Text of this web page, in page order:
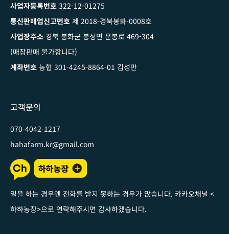
사업자등록번호 322-12-01275
통신판매업신고번호 제 2018-경북봉화-0008호
사업장주소 경북 봉화군 봉성면 운봉로 469-304
(매장판매 불가합니다)
계좌번호 농협 301-4245-8864-01 김성만
고객문의
070-4042-1217
hahafarm.kr@gmail.com
일을 하는 경우엔 전화를 받지 못하는 경우가 많습니다. 카카오채널 <
하하농장>으로 연락해주시면 감사하겠습니다.